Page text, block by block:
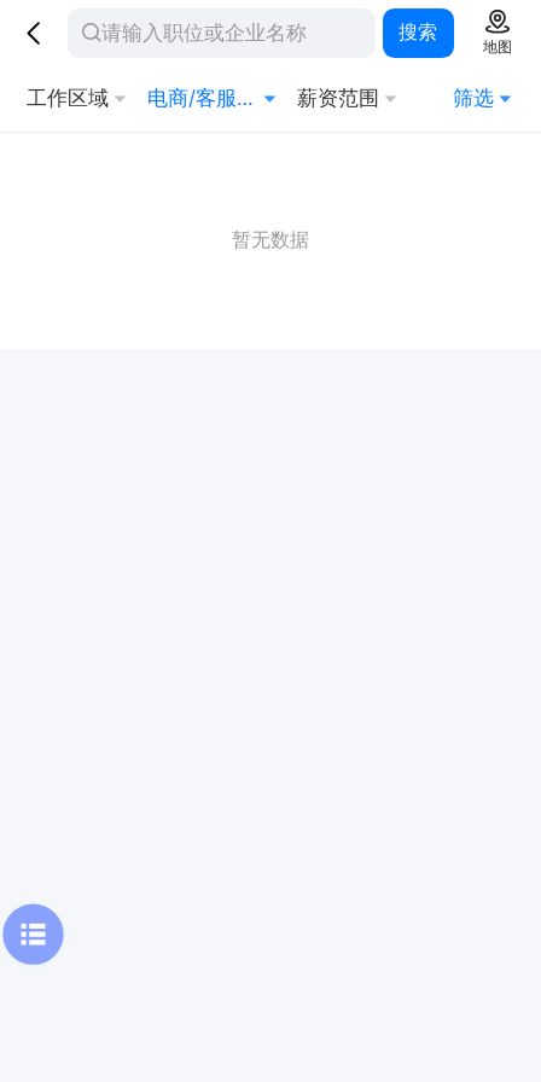
搜索
地图
工作区域 电商/客服/运营 薪资范围 筛选
暂无数据